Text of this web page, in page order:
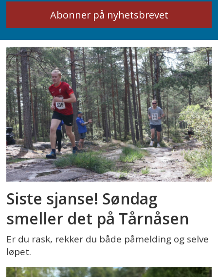
Siste sjanse! Søndag
smeller det på Tårnåsen
Er du rask, rekker du både påmelding og selve
løpet.